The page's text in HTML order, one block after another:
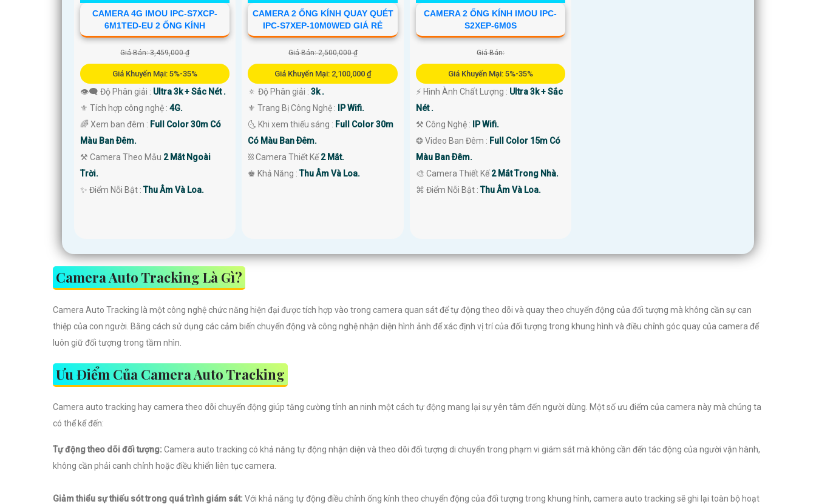
CAMERA 4G IMOU IPC-S7XCP-
6M1TED-EU 2 ỐNG KÍNH
Giá Bán: 3,459,000 ₫
Giá Khuyến Mại: 5%-35%
👁️‍🗨 Độ Phân giải : Ultra 3k + Sắc Nét .
⚜️ Tích hợp công nghệ : 4G.
🌈 Xem ban đêm : Full Color 30m Có
Màu Ban Ðêm.
⚒ Camera Theo Mẫu 2 Mắt Ngoài
Trời.
️✨ Điểm Nỗi Bật :Thu Âm Và Loa.
CAMERA 2 ỐNG KÍNH QUAY QUÉT
IPC-S7XEP-10M0WED GIÁ RẺ
Giá Bán: 2,500,000 ₫
Giá Khuyến Mại: 2,100,000 ₫
🔅 Độ Phân giải :3k .
⚜️ Trang Bị Công Nghệ :
IP Wifi.
🌜 Khi xem thiếu sáng : Full Color 30m
Có Màu Ban Ðêm.
⛓ Camera Thiết Kế2 Mắt.
️♚ Khả Năng :Thu Âm Và Loa.
CAMERA 2 ỐNG KÍNH IMOU IPC-
S2XEP-6M0S
Giá Bán:
Giá Khuyến Mại: 5%-35%
️⚡ Hình Ành Chất Lượng : Ultra 3k + Sắc
Nét .
⚒ Công Nghệ :
IP Wifi.
❂ Video Ban Đêm : Full Color 15m Có
Màu Ban Ðêm.
🎨 Camera Thiết Kế2 Mắt Trong Nhà.
️⌘ Điểm Nỗi Bật :Thu Âm Và Loa.
Camera Auto Tracking Là Gì?
Camera Auto Tracking là một công nghệ chức năng hiện đại được tích hợp vào trong camera quan sát để tự động theo dõi và quay theo chuyển động của đối tượng mà không cần sự can
thiệp của con người. Bằng cách sử dụng các cảm biến chuyển động và công nghệ nhận diện hình ảnh để xác định vị trí của đối tượng trong khung hình và điều chỉnh góc quay của camera để
luôn giữ đối tượng trong tầm nhìn.
Ưu Điểm Của Camera Auto Tracking
Camera auto tracking hay camera theo dõi chuyển động giúp tăng cường tính an ninh một cách tự động mang lại sự yên tâm đến người dùng. Một số ưu điểm của camera này mà chúng ta
có thể kể đến:
Tự động theo dõi đối tượng: Camera auto tracking có khả năng tự động nhận diện và theo dõi đối tượng di chuyển trong phạm vi giám sát mà không cần đến tác động của người vận hành,
không cần phải canh chỉnh hoặc điều khiển liên tục camera.
Giảm thiểu sự thiếu sót trong quá trình giám sát: Với khả năng tự động điều chỉnh ống kính theo chuyển động của đối tượng trong khung hình, camera auto tracking sẽ ghi lại toàn bộ hoạt